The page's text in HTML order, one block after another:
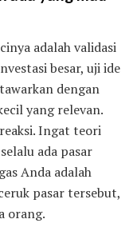
adalah validasi
besar, uji ide
dengan
yang relevan.
Ingat teori
ada pasar
Anda adalah
pasar tersebut,
orang.